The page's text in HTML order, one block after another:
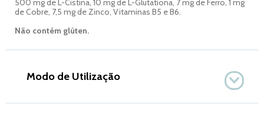
500 mg de L-Cistina, 10 mg de L-Glutationa, 7 mg de Ferro, 1 mg
de Cobre, 7,5 mg de Zinco, Vitaminas B5 e B6.
Não contém glúten.
Modo de Utilização